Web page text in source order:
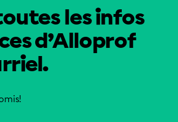
les infos
d’Alloprof